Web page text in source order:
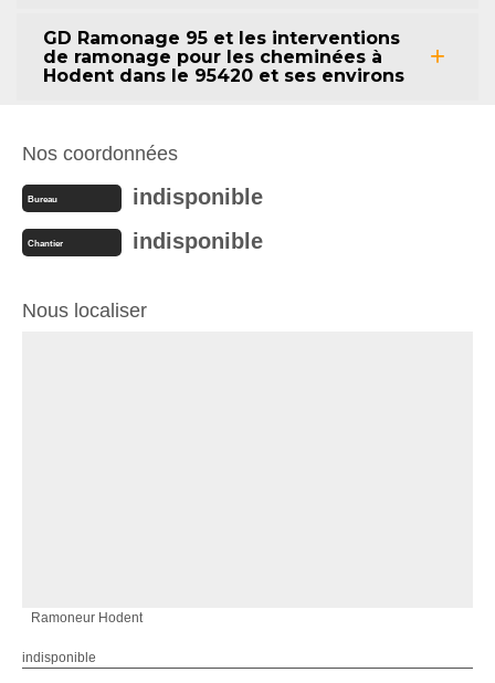
GD Ramonage 95 et les interventions
de ramonage pour les cheminées à
Hodent dans le 95420 et ses environs
Nos coordonnées
Bureau indisponible
Chantier indisponible
Nous localiser
Ramoneur Hodent
indisponible